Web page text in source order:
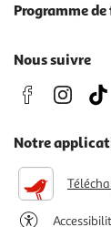
Programme
Nous suivre
Notre